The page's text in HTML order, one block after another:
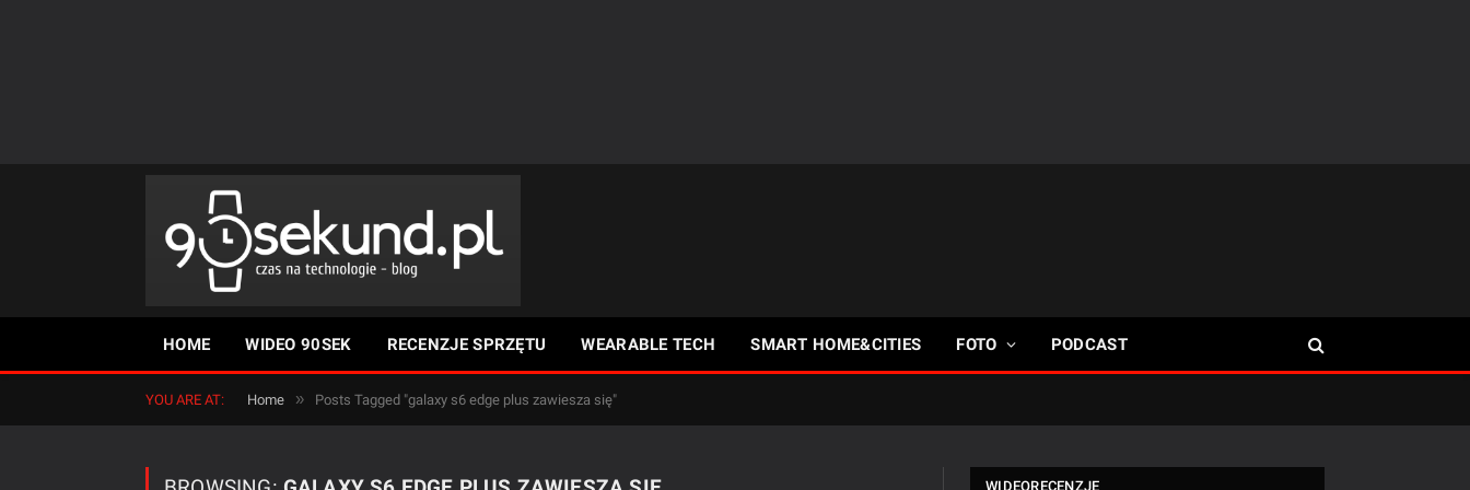
HOME WIDEO 90SEK RECENZJE SPRZĘTU WEARABLE TECH SMART HOME&CITIES FOTO PODCAST
YOU ARE AT: Home » Posts Tagged "galaxy s6 edge plus zawiesza się"
WIDEORECENZJE